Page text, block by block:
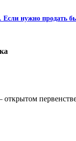
Если нужно продать